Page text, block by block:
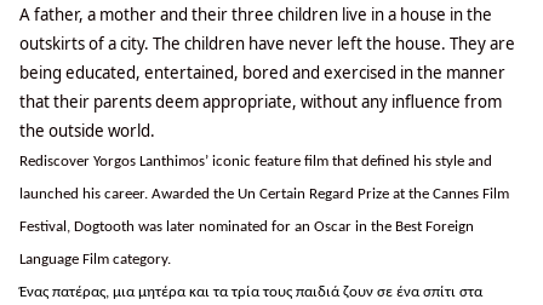
A father, a mother and their three children live in a house in the
outskirts of a city. The children have never left the house. They are
being educated, entertained, bored and exercised in the manner
that their parents deem appropriate, without any influence from
the outside world.
Rediscover Yorgos Lanthimos’ iconic feature film that defined his style and
launched his career. Awarded the Un Certain Regard Prize at the Cannes Film
Festival, Dogtooth was later nominated for an Oscar in the Best Foreign
Language Film category.
Ένας πατέρας, μια μητέρα και τα τρία τους παιδιά ζουν σε ένα σπίτι στα